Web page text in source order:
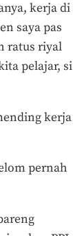
kerja di
saya pas
ratus riyal
pelajar, si
kerja
pernah